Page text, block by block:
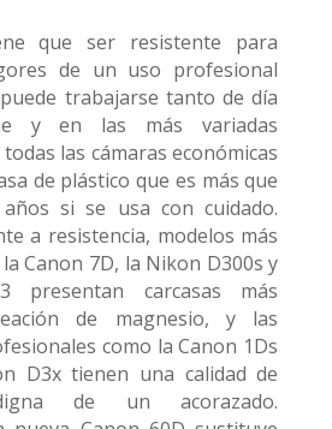
que ser resistente para
de un uso profesional
trabajarse tanto de día
y en las más variadas
las cámaras económicas
de plástico que es más que
si se usa con cuidado.
a resistencia, modelos más
Canon 7D, la Nikon D300s y
presentan carcasas más
de magnesio, y las
como la Canon 1Ds
D3x tienen una calidad de
de un acorazado.